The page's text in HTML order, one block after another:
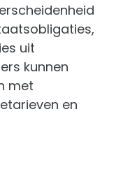
uit
kunnen
met
en